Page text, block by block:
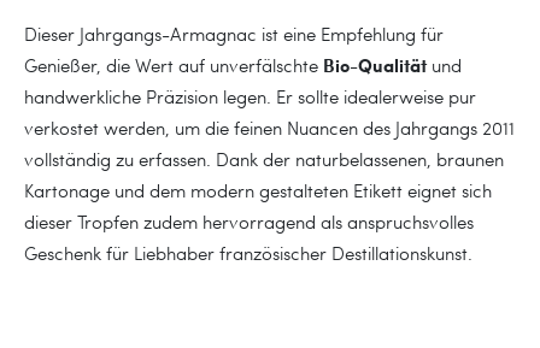
Dieser Jahrgangs-Armagnac ist eine Empfehlung für
Genießer, die Wert auf unverfälschte Bio-Qualitätund
handwerkliche Präzision legen. Er sollte idealerweise pur
verkostet werden, um die feinen Nuancen des Jahrgangs 2011
vollständig zu erfassen. Dank der naturbelassenen, braunen
Kartonage und dem modern gestalteten Etikett eignet sich
dieser Tropfen zudem hervorragend als anspruchsvolles
Geschenk für Liebhaber französischer Destillationskunst.